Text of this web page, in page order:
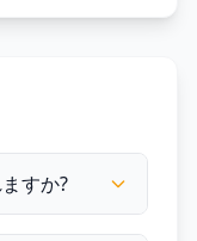
すか?